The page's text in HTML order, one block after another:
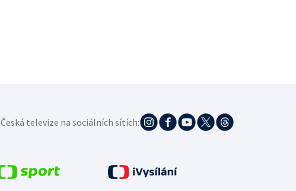
Česká televize na sociálních sítích: